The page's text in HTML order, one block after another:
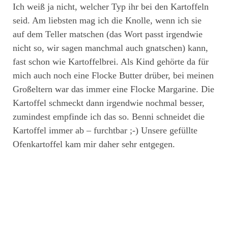
Ich weiß ja nicht, welcher Typ ihr bei den Kartoffeln
seid. Am liebsten mag ich die Knolle, wenn ich sie
auf dem Teller matschen (das Wort passt irgendwie
nicht so, wir sagen manchmal auch gnatschen) kann,
fast schon wie Kartoffelbrei. Als Kind gehörte da für
mich auch noch eine Flocke Butter drüber, bei meinen
Großeltern war das immer eine Flocke Margarine. Die
Kartoffel schmeckt dann irgendwie nochmal besser,
zumindest empfinde ich das so. Benni schneidet die
Kartoffel immer ab – furchtbar ;-) Unsere gefüllte
Ofenkartoffel kam mir daher sehr entgegen.